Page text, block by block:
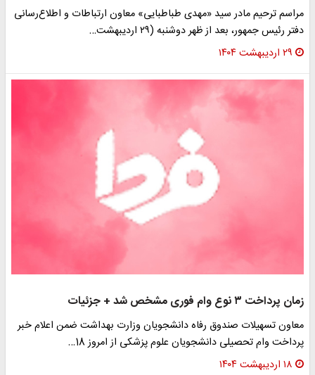
مراسم ترحیم مادر سید «مهدی طباطبایی» معاون ارتباطات و اطلاع‌رسانی
دفتر رئیس جمهور، بعد از ظهر دوشنبه (۲۹ اردیبهشت…
۲۹ اردیبهشت ۱۴۰۴
زمان پرداخت ۳ نوع وام فوری مشخص شد + جزئیات
معاون تسهیلات صندوق رفاه دانشجویان وزارت بهداشت ضمن اعلام خبر
پرداخت وام تحصیلی دانشجویان علوم پزشکی از امروز 18…
۱۸ اردیبهشت ۱۴۰۴